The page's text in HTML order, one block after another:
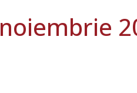
noiembrie